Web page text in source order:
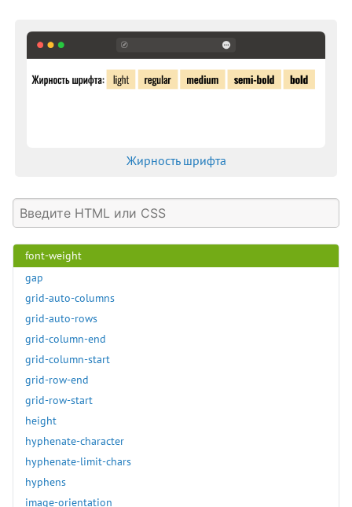
Жирность шрифта
flex-shrink
flex-wrap
font
font-variant
font-weight
gap
grid-auto-columns
grid-auto-rows
grid-column-end
grid-column-start
grid-row-end
grid-row-start
height
hyphenate-character
hyphenate-limit-chars
hyphens
image-orientation